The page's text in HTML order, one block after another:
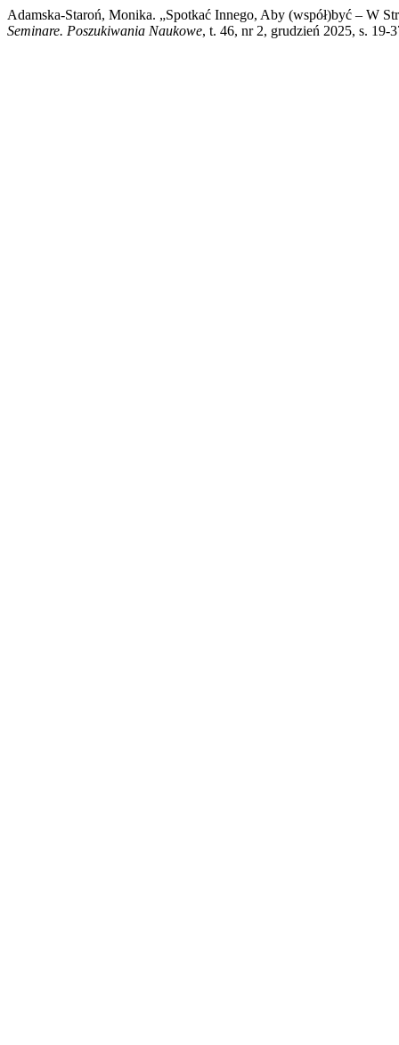
Adamska-Staroń, Monika. „Spotkać Innego, Aby (współ)być – W
Seminare. Poszukiwania Naukowe, t. 46, nr 2, grudzień 2025, s. 19-